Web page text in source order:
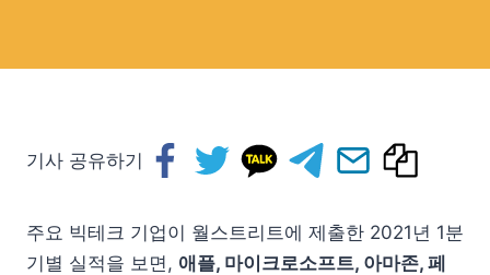
기사 공유하기
주요 빅테크 기업이 월스트리트에 제출한 2021년 1분
기별 실적을 보면, 애플, 마이크로소프트, 아마존, 페